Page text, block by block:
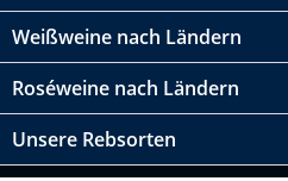
Weißweine nach Ländern
Roséweine nach Ländern
Unsere Rebsorten